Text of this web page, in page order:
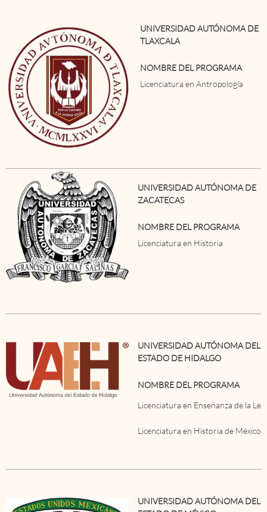
UNIVERSIDAD AUTÓNOMA DE
TLAXCALA
NOMBRE DEL PROGRAMA
Licenciatura en Antropología
UNIVERSIDAD AUTÓNOMA DE
ZACATECAS
NOMBRE DEL PROGRAMA
Licenciatura en Historia
UNIVERSIDAD AUTÓNOMA DEL
ESTADO DE HIDALGO
NOMBRE DEL PROGRAMA
Licenciatura en Enseñanza de la
Licenciatura en Historia de México
UNIVERSIDAD AUTÓNOMA DEL